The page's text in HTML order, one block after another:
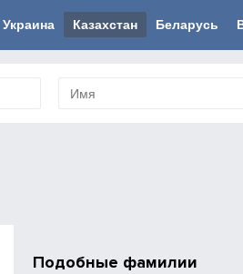
Украина Казахстан Беларусь
Подобные фамилии